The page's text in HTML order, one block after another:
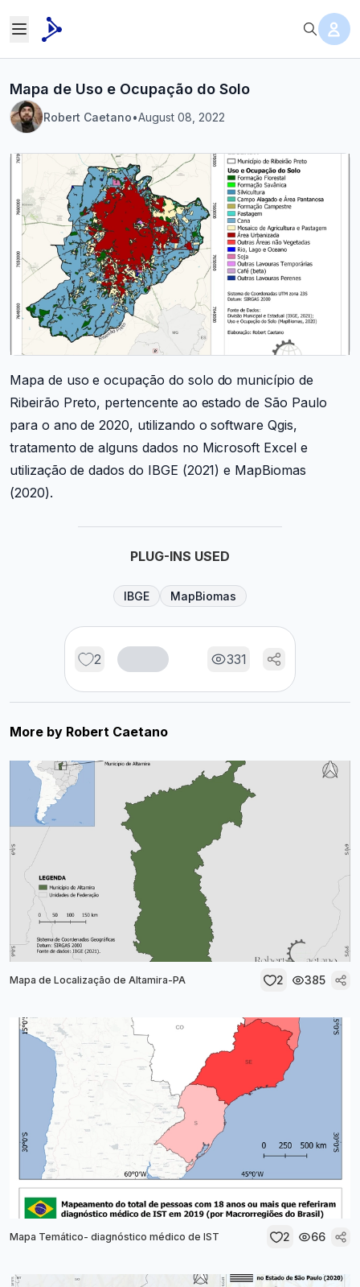
Mapa de Uso e Ocupação do Solo
Robert Caetano•August 08, 2022
Mapa de uso e ocupação do solo do município de
Ribeirão Preto, pertencente ao estado de São Paulo
para o ano de 2020, utilizando o software Qgis,
tratamento de alguns dados no Microsoft Excel e
utilização de dados do IBGE (2021) e MapBiomas
(2020).
PLUG-INS USED
IBGE MapBiomas
2 331
More by Robert Caetano
Mapa de Localização de Altamira-PA 2 385
Mapa Temático- diagnóstico médico de IST 2 66